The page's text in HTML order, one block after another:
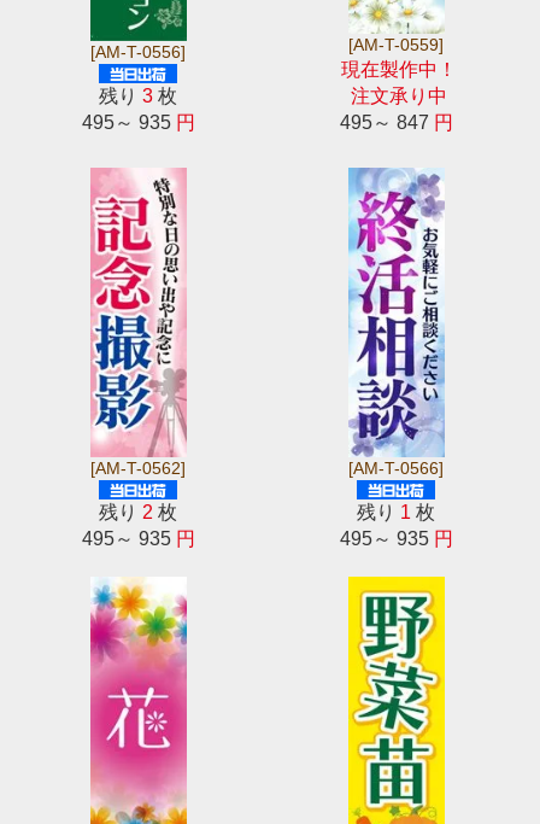
[AM-T-0556]
残り3 枚
495～ 935 円
[AM-T-0559]
現在製作中！
注文承り中
495～ 847 円
[AM-T-0562]
残り 2 枚
495～ 935 円
[AM-T-0566]
残り 1 枚
495～ 935 円